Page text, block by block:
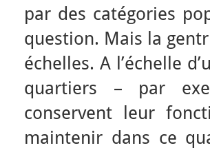
par des catégories
question. Mais la
échelles. A l’échelle
quartiers – par
conservent leur
maintenir dans ce